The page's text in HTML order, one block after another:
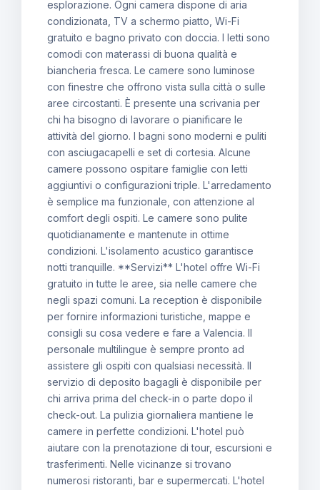
esplorazione. Ogni camera dispone di aria
condizionata, TV a schermo piatto, Wi-Fi
gratuito e bagno privato con doccia. I letti sono
comodi con materassi di buona qualità e
biancheria fresca. Le camere sono luminose
con finestre che offrono vista sulla città o sulle
aree circostanti. È presente una scrivania per
chi ha bisogno di lavorare o pianificare le
attività del giorno. I bagni sono moderni e puliti
con asciugacapelli e set di cortesia. Alcune
camere possono ospitare famiglie con letti
aggiuntivi o configurazioni triple. L'arredamento
è semplice ma funzionale, con attenzione al
comfort degli ospiti. Le camere sono pulite
quotidianamente e mantenute in ottime
condizioni. L'isolamento acustico garantisce
notti tranquille. **Servizi** L'hotel offre Wi-Fi
gratuito in tutte le aree, sia nelle camere che
negli spazi comuni. La reception è disponibile
per fornire informazioni turistiche, mappe e
consigli su cosa vedere e fare a Valencia. Il
personale multilingue è sempre pronto ad
assistere gli ospiti con qualsiasi necessità. Il
servizio di deposito bagagli è disponibile per
chi arriva prima del check-in o parte dopo il
check-out. La pulizia giornaliera mantiene le
camere in perfette condizioni. L'hotel può
aiutare con la prenotazione di tour, escursioni e
trasferimenti. Nelle vicinanze si trovano
numerosi ristoranti, bar e supermercati. L'hotel